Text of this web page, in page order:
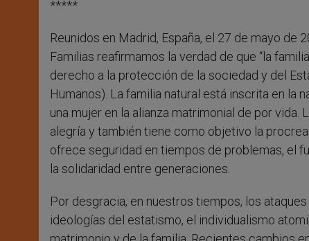
*****
Reunidos en Madrid, España, el 27 de mayo de
Familias reafirmamos la verdad de que “la
derecho a la protección de la sociedad y del
Humanos). La familia natural está inscrita en la
una mujer en la alianza matrimonial de por
alegría y también tiene como objetivo la
ofrece seguridad en tiempos de problemas, el
la solidaridad entre generaciones.
Por desgracia, en nuestros tiempos, los
ideologías del estatismo, el individualismo